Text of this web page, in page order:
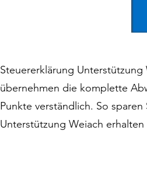
Steuererklärung
übernehmen die komplette
Punkte verständlich. So
Unterstützung Weiach